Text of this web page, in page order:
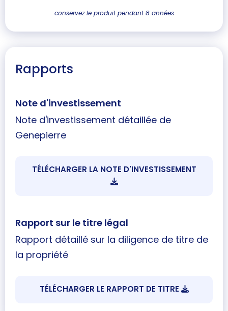
conservez le produit pendant 8 années
Rapports
Note d'investissement
Note d'investissement détaillée de
Genepierre
TÉLÉCHARGER LA NOTE D'INVESTISSEMENT
Rapport sur le titre légal
Rapport détaillé sur la diligence de titre de
la propriété
TÉLÉCHARGER LE RAPPORT DE TITRE